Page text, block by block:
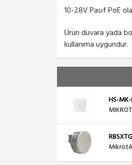
10-28V Pasif PoE
Ürün duvara yada
kullanıma uygundur.
HS-